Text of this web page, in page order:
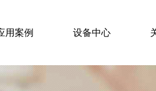
用案例 设备中心